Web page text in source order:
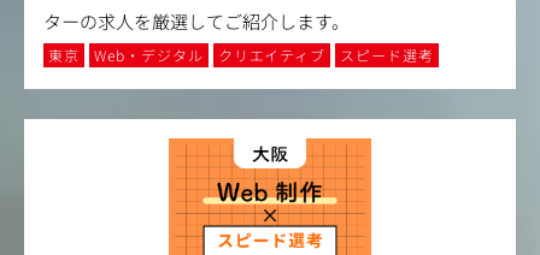
ターの求人を厳選してご紹介します。
東京 Web・デジタル クリエイティブ スピード選考